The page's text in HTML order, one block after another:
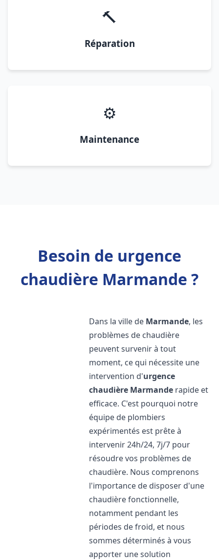
🔨
Réparation
⚙️
Maintenance
Besoin de urgence
chaudière Marmande ?
Dans la ville de Marmande, les
problèmes de chaudière
peuvent survenir à tout
moment, ce qui nécessite une
intervention d'urgence
chaudière Marmande rapide et
efficace. C'est pourquoi notre
équipe de plombiers
expérimentés est prête à
intervenir 24h/24, 7j/7 pour
résoudre vos problèmes de
chaudière. Nous comprenons
l'importance de disposer d'une
chaudière fonctionnelle,
notamment pendant les
périodes de froid, et nous
sommes déterminés à vous
apporter une solution